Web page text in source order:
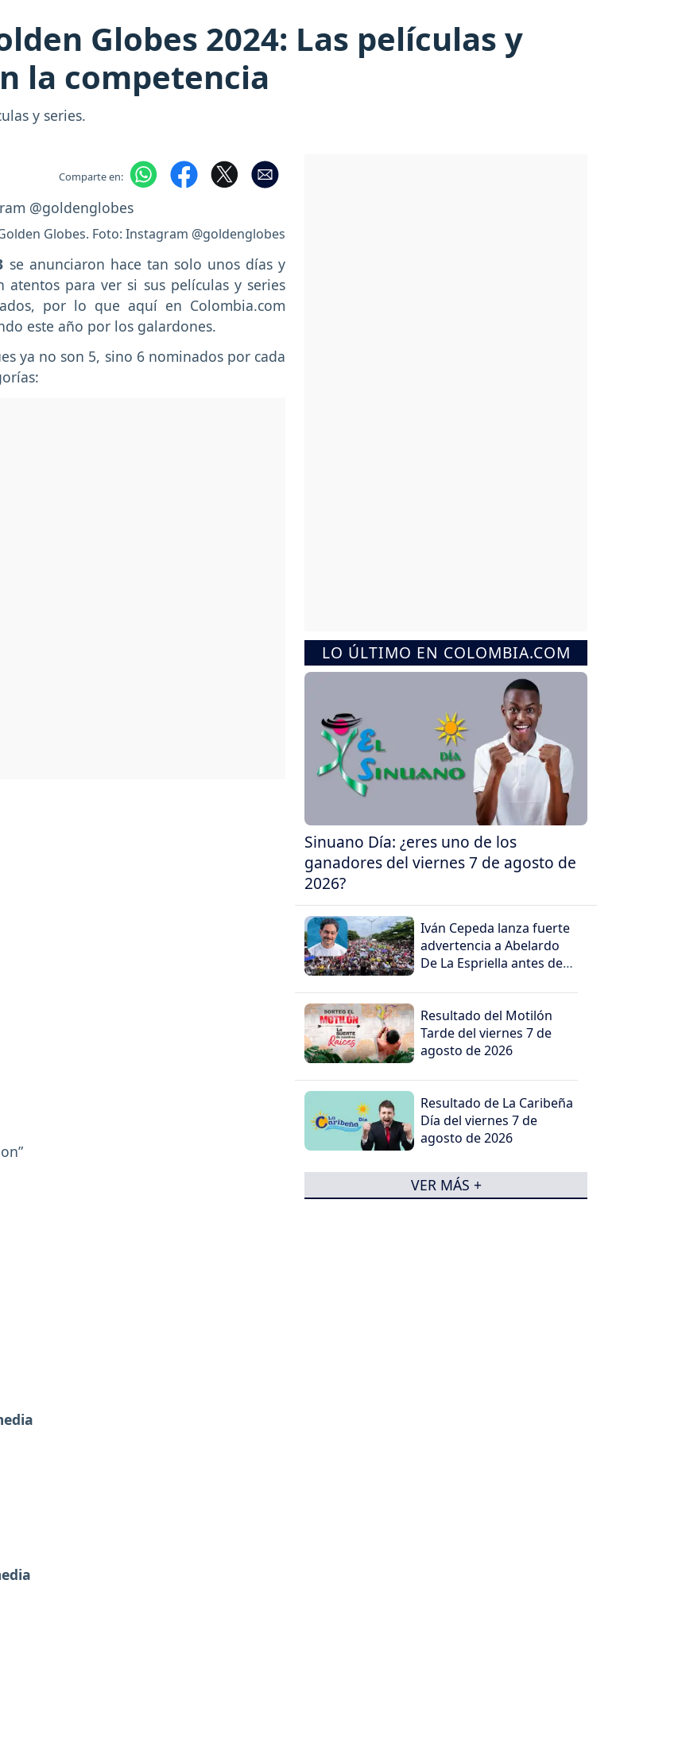
Globes 2024: Las películas y
la competencia
y series.
Comparte en:
Globes. Foto: Instagram @goldenglobes
se anunciaron hace tan solo unos días y
atentos para ver si sus películas y series
por lo que aquí en Colombia.com
este año por los galardones.
ya no son 5, sino 6 nominados por cada
LO ÚLTIMO EN COLOMBIA.COM
Sinuano Día: ¿eres uno de los
ganadores del viernes 7 de agosto de
2026?
Iván Cepeda lanza fuerte
advertencia a Abelardo
De La Espriella antes de
Resultado del Motilón
Tarde del viernes 7 de
agosto de 2026
Resultado de La Caribeña
Día del viernes 7 de
agosto de 2026
VER MÁS +